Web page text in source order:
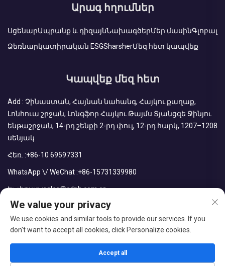
Արագ հղումներ
ՍցենարԱպրանք և դիզայնՆախագծերՄեր մասինԳլոբալ
Ձեռնարկատիրական ESGSharsherՄեզ հետ կապվեք
Կապվեք մեզ հետ
Add : Չինաստան, Հայնան նահանգ, Հայկու քաղաք,
Լոնհուա շրջան, Լոնգֆոր Հայկու Թայմս Տյանցզե Ջինյու
ենթաշրջան, 14-րդ շենքի 2-րդ փուլ, 12-րդ հարկ, 1207–1208
սենյակ
Հեռ. :+86-10 69597331
WhatsApp \/ WeChat :+86-15731339980
Էլ. փոստ :sales@cdph.com.cn
(Հայնան) Company Limited
We value your privacy
We use cookies and similar tools to provide our services. If you
don't want to accept all cookies, click Personalize cookies.
Accept all